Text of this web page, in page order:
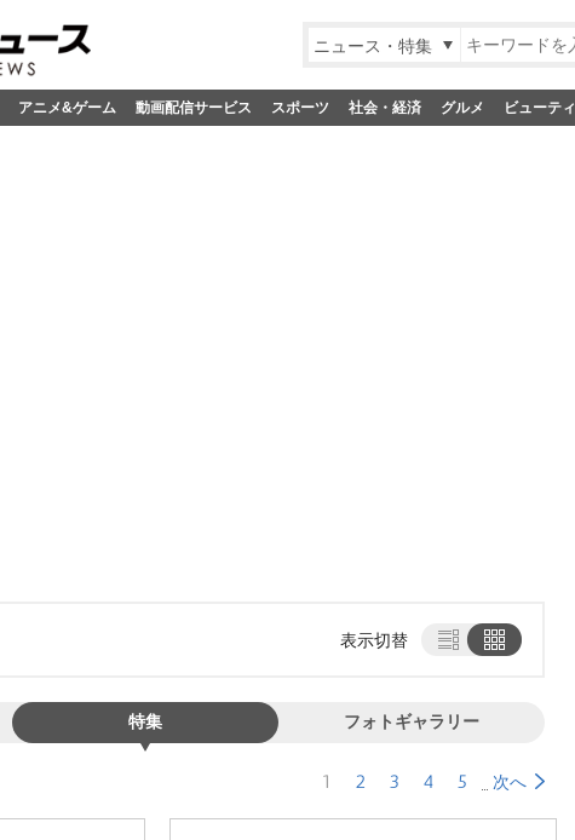
ニュース・特集
アニメ&ゲーム 動画配信サービス スポーツ 社会・経済 グルメ ビューティ
表示切替
特集 フォトギャラリー
1 2 3 4 5 次へ